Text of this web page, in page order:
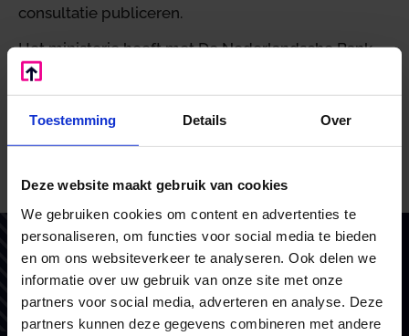
Toestemming Details Over
Deze website maakt gebruik van cookies
We gebruiken cookies om content en advertenties te
personaliseren, om functies voor social media te bieden
en om ons websiteverkeer te analyseren. Ook delen we
informatie over uw gebruik van onze site met onze
partners voor social media, adverteren en analyse. Deze
partners kunnen deze gegevens combineren met andere
consultatie publiceren.
Het ministerie heeft met De Nederlandsche Bank
onderzoek gedaan naar de toekomstige inrichting
van de chartale keten. Het onderzoeksrapport is
aan de Tweede Kamer aangeboden. In het rapport
zijn meerdere opties uitgewerkt.
30-05-2023
Vertrouw op BoekZo, net als
honderden andere ondernemers
Als financieel en belastingadviseurs coachen we en